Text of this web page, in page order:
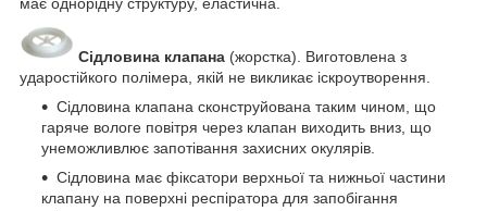
Сідловина клапана (жорстка). Виготовлена з
ударостійкого полімера, якій не викликає іскроутворення.
Сідловина клапана сконструйована таким чином, що
гаряче вологе повітря через клапан виходить вниз, що
унеможливлює запотівання захисних окулярів.
Сідловина має фіксатори верхньої та нижньої частини
клапану на поверхні респіратора для запобігання